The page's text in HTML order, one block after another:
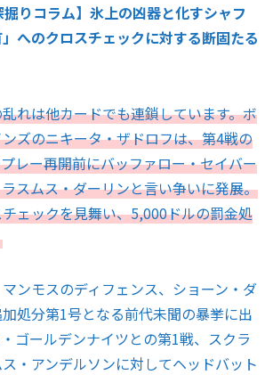
掘りコラム】氷上の凶器と化すシャフ
へのクロスチェックに対する断固たる
れは他カードでも連鎖しています。ボ
ズのニキータ・ザドロフは、第4戦の
レー再開前にバッファロー・セイバー
スムス・ダーリンと言い争いに発展。
ェックを見舞い、5,000ドルの罰金処
ンモスのディフェンス、ショーン・ダ
処分第1号となる前代未聞の暴挙に出
ゴールデンナイツとの第1戦、スクラ
・アンデルソンに対してヘッドバット